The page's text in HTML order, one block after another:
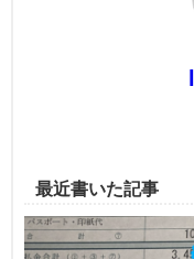
最近書いた記事